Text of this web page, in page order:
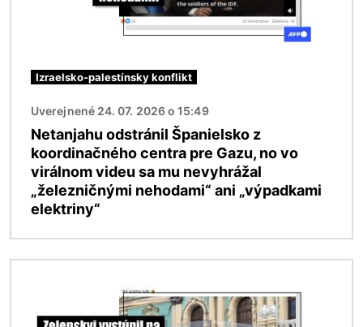
Izraelsko-palestínsky konflikt
Uverejnené 24. 07. 2026 o 15:49
Netanjahu odstránil Španielsko z
koordinačného centra pre Gazu, no vo
virálnom videu sa mu nevyhrážal
„železničnými nehodami“ ani „výpadkami
elektriny“